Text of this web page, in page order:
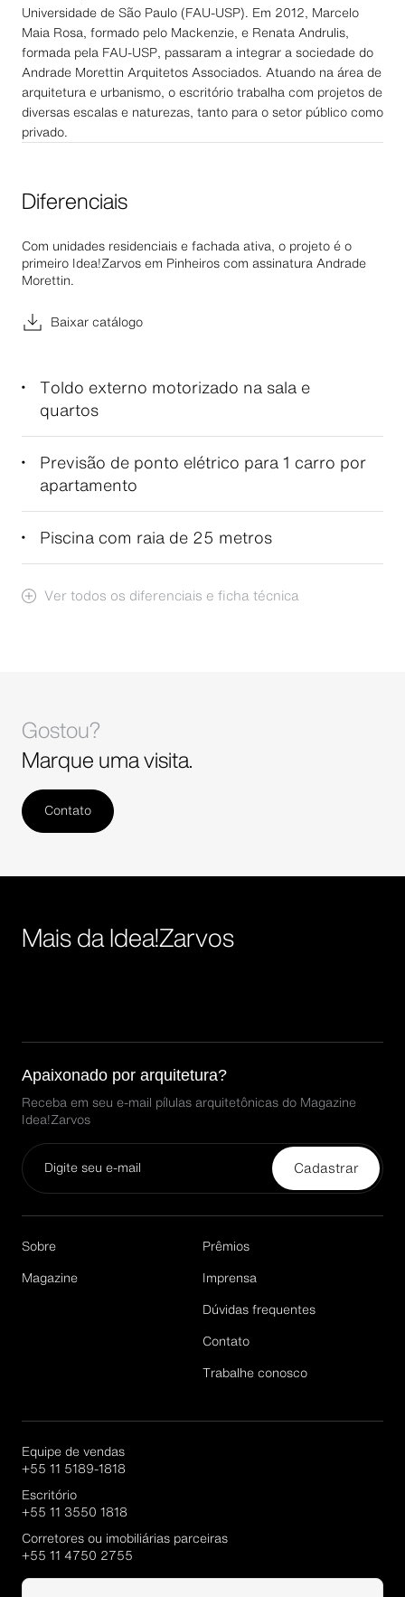
Universidade de São Paulo (FAU-USP). Em 2012, Marcelo
Maia Rosa, formado pelo Mackenzie, e Renata Andrulis,
formada pela FAU-USP, passaram a integrar a sociedade do
Andrade Morettin Arquitetos Associados. Atuando na área de
arquitetura e urbanismo, o escritório trabalha com projetos de
diversas escalas e naturezas, tanto para o setor público como
privado.
Diferenciais
Com unidades residenciais e fachada ativa, o projeto é o
primeiro Idea!Zarvos em Pinheiros com assinatura Andrade
Morettin.
Baixar catálogo
Toldo externo motorizado na sala e
quartos
Previsão de ponto elétrico para 1 carro por
apartamento
Piscina com raia de 25 metros
Ver todos os diferenciais e ficha técnica
Gostou?
Marque uma visita.
Contato
Mais da Idea!Zarvos
Apaixonado por arquitetura?
Receba em seu e-mail pílulas arquitetônicas do Magazine
Idea!Zarvos
Cadastrar
Email*
Sobre
Magazine
Prêmios
Imprensa
Dúvidas frequentes
Contato
Trabalhe conosco
Equipe de vendas
+55 11 5189-1818
Escritório
+55 11 3550 1818
Corretores ou imobiliárias parceiras
+55 11 4750 2755
Portal Parcerias